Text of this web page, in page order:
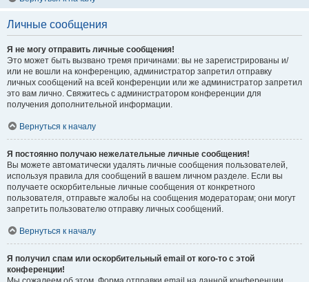
Личные сообщения
Я не могу отправить личные сообщения!
Это может быть вызвано тремя причинами: вы не зарегистрированы и/
или не вошли на конференцию, администратор запретил отправку
личных сообщений на всей конференции или же администратор запретил
это вам лично. Свяжитесь с администратором конференции для
получения дополнительной информации.
Вернуться к началу
Я постоянно получаю нежелательные личные сообщения!
Вы можете автоматически удалять личные сообщения пользователей,
используя правила для сообщений в вашем личном разделе. Если вы
получаете оскорбительные личные сообщения от конкретного
пользователя, отправьте жалобы на сообщения модераторам; они могут
запретить пользователю отправку личных сообщений.
Вернуться к началу
Я получил спам или оскорбительный email от кого-то с этой
конференции!